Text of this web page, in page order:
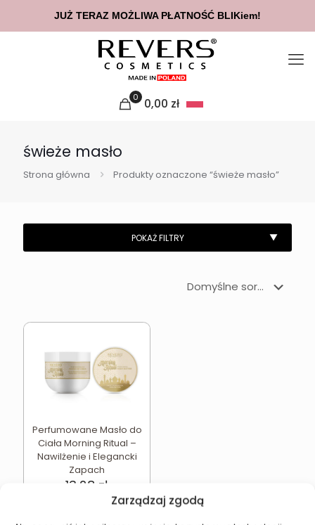
Zarządzaj zgodą
0 0,00 zł
świeże masło
Strona główna Produkty oznaczone “świeże masło”
Perfumowane Masło do
Ciała Morning Ritual –
Nawilżenie i Elegancki
Zapach
13,28 zł
Dodaj do koszyka
JUŻ TERAZ MOŻLIWA PŁATNOŚĆ BLIKiem!